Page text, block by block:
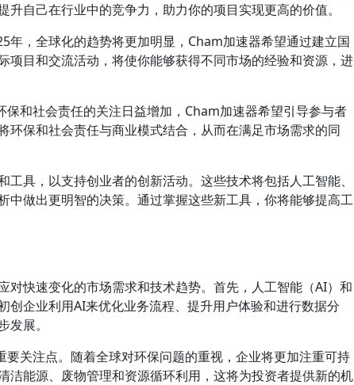
自己在行业中的竞争力，助力你的项目实现更高的价值。
，全球化的趋势将更加明显，Cham加速器希望通过建立国
项目和交流活动，将使你能够获得不同市场的经验和资源，进
和社会责任的关注日益增加，Cham加速器希望引导参与者
保和社会责任与商业模式结合，从而在满足市场需求的同
具，以支持创业者的创新活动。这些技术将包括人工智能、
中做出更明智的决策。通过掌握这些新工具，你将能够提高工
快速变化的市场需求和技术趋势。首先，人工智能（AI）和
企业利用AI来优化业务流程、提升用户体验和进行数据分
展。
关注点。随着全球对环保问题的重视，企业将更加注重可持
洁能源、废物管理和资源循环利用，这将为投资者提供新的机